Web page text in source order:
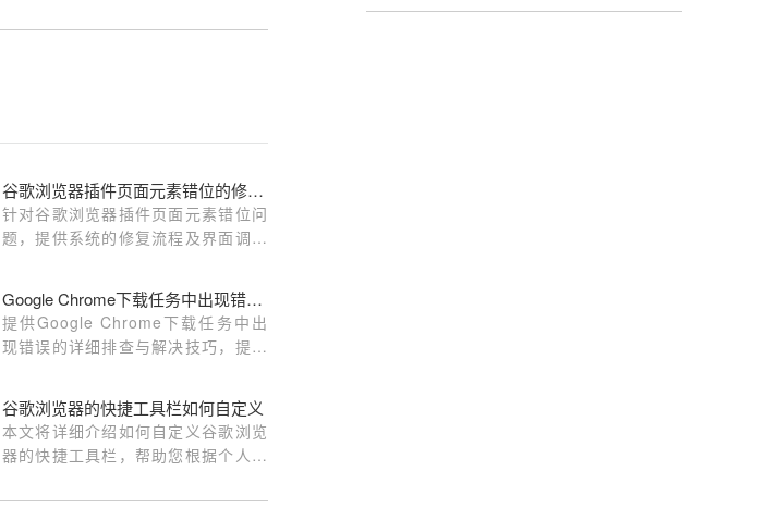
谷歌浏览器插件页面元素错位的修复流程
针对谷歌浏览器插件页面元素错位问
题，提供系统的修复流程及界面调整
Google Chrome下载任务中出现错误的排查与解决技巧
提供Google Chrome下载任务中出
现错误的详细排查与解决技巧，提升
谷歌浏览器的快捷工具栏如何自定义
本文将详细介绍如何自定义谷歌浏览
器的快捷工具栏，帮助您根据个人需
体验。